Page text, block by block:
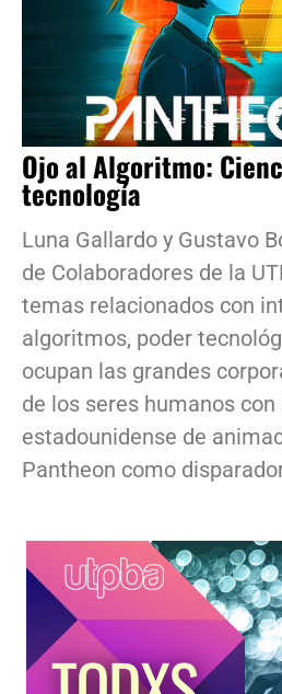
Ojo al Algoritmo:
tecnología
Luna Gallardo y Gustavo
de Colaboradores de la
temas relacionados con
algoritmos, poder
ocupan las grandes
de los seres humanos con
estadounidense de
Pantheon como